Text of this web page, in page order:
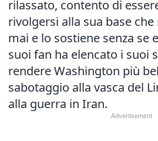
rilassato, contento di
rivolgersi alla sua base
mai e lo sostiene senza se
suoi fan ha elencato i suoi
rendere Washington più
sabotaggio alla vasca del
alla guerra in Iran.